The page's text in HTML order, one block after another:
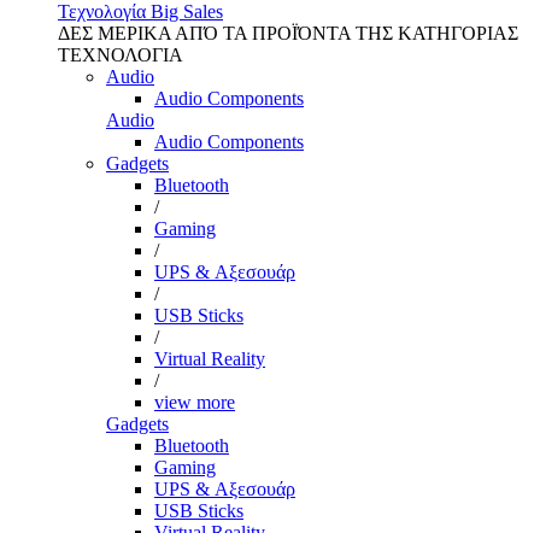
Τεχνολογία Big Sales
ΔΕΣ ΜΕΡΙΚΑ ΑΠΌ ΤΑ ΠΡΟΪΌΝΤΑ ΤΗΣ ΚΑΤΗΓΟΡΙΑΣ
ΤΕΧΝΟΛΟΓΙΑ
Audio
Audio Components
Audio
Audio Components
Gadgets
Bluetooth
/
Gaming
/
UPS & Αξεσουάρ
/
USB Sticks
/
Virtual Reality
/
view more
Gadgets
Bluetooth
Gaming
UPS & Αξεσουάρ
USB Sticks